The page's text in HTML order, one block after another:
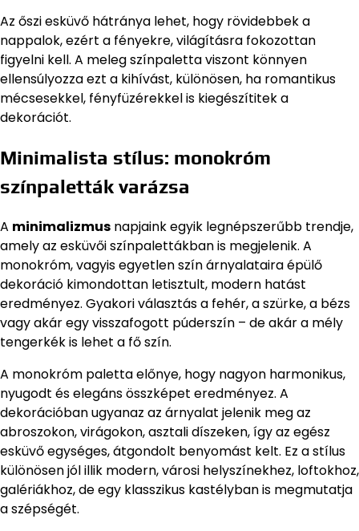
Az őszi esküvő hátránya lehet, hogy rövidebbek a
nappalok, ezért a fényekre, világításra fokozottan
figyelni kell. A meleg színpaletta viszont könnyen
ellensúlyozza ezt a kihívást, különösen, ha romantikus
mécsesekkel, fényfüzérekkel is kiegészítitek a
dekorációt.
Minimalista stílus: monokróm
színpaletták varázsa
A minimalizmus napjaink egyik legnépszerűbb trendje,
amely az esküvői színpalettákban is megjelenik. A
monokróm, vagyis egyetlen szín árnyalataira épülő
dekoráció kimondottan letisztult, modern hatást
eredményez. Gyakori választás a fehér, a szürke, a bézs
vagy akár egy visszafogott púderszín – de akár a mély
tengerkék is lehet a fő szín.
A monokróm paletta előnye, hogy nagyon harmonikus,
nyugodt és elegáns összképet eredményez. A
dekorációban ugyanaz az árnyalat jelenik meg az
abroszokon, virágokon, asztali díszeken, így az egész
esküvő egységes, átgondolt benyomást kelt. Ez a stílus
különösen jól illik modern, városi helyszínekhez, loftokhoz,
galériákhoz, de egy klasszikus kastélyban is megmutatja
a szépségét.